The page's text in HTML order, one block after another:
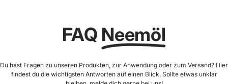
FAQ Neemöl
Du hast Fragen zu unseren Produkten, zur Anwendung oder zum Versand? Hier
findest du die wichtigsten Antworten auf einen Blick. Sollte etwas unklar